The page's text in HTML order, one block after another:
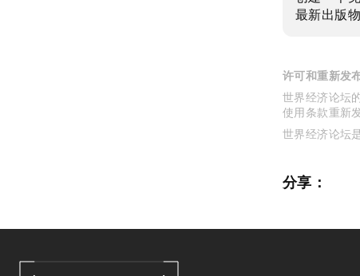
最新出版
许可和重新发
世界经济论坛
使用条款重新
世界经济论坛
分享：